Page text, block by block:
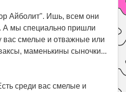
Айболит". Ишь, всем они
А мы специально пришли
вас смелые и отважные или
маменькины сыночки...
среди вас смелые и